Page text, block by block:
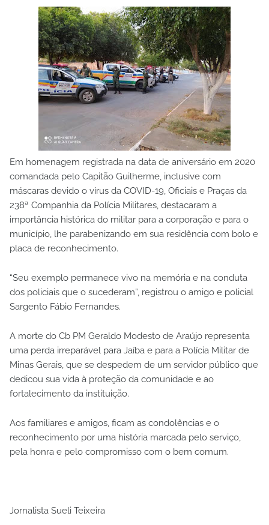
Em homenagem registrada na data de aniversário em 2020
comandada pelo Capitão Guilherme, inclusive com
máscaras devido o vírus da COVID-19, Oficiais e Praças da
238ª Companhia da Polícia Militares, destacaram a
importância histórica do militar para a corporação e para o
município, lhe parabenizando em sua residência com bolo e
placa de reconhecimento.
“Seu exemplo permanece vivo na memória e na conduta
dos policiais que o sucederam”, registrou o amigo e policial
Sargento Fábio Fernandes.
A morte do Cb PM Geraldo Modesto de Araújo representa
uma perda irreparável para Jaíba e para a Polícia Militar de
Minas Gerais, que se despedem de um servidor público que
dedicou sua vida à proteção da comunidade e ao
fortalecimento da instituição.
Aos familiares e amigos, ficam as condolências e o
reconhecimento por uma história marcada pelo serviço,
pela honra e pelo compromisso com o bem comum.
Jornalista Sueli Teixeira